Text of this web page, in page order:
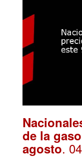
de la
agosto.